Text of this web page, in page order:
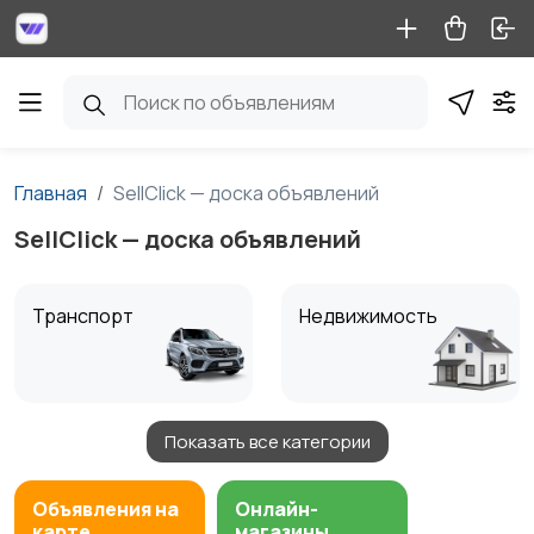
Главная SellClick — доска объявлений
SellClick — доска объявлений
Транспорт Недвижимость
Детские товары Услуги1
Показать все категории
Объявления на
Онлайн-